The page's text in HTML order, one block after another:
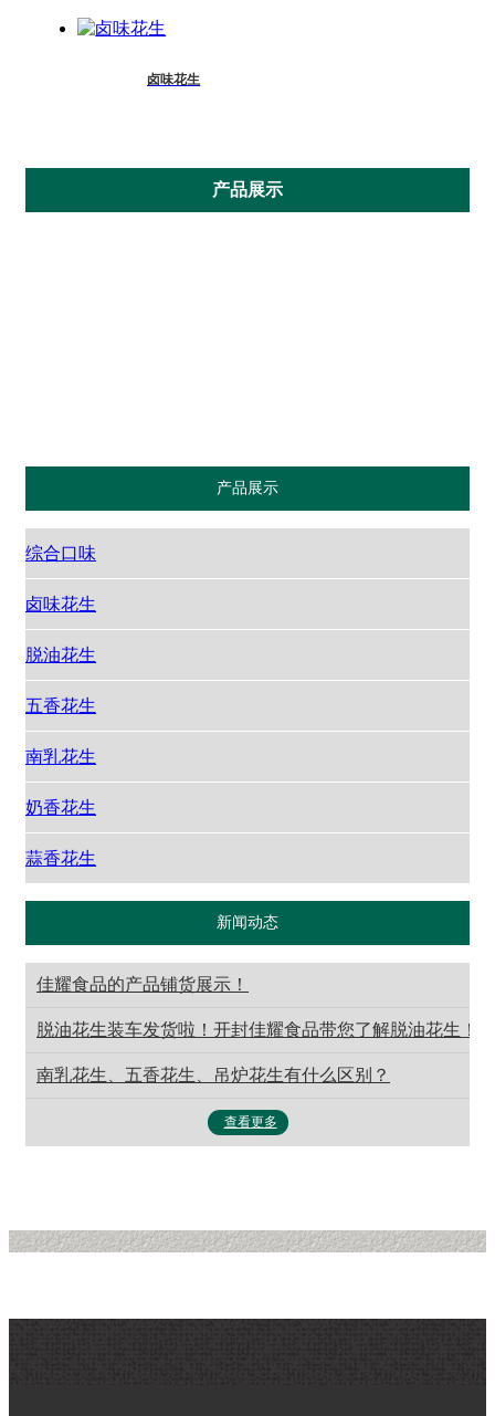
卤味花生
产品展示
产品展示
综合口味
卤味花生
脱油花生
五香花生
南乳花生
奶香花生
蒜香花生
新闻动态
佳耀食品的产品铺货展示！
脱油花生装车发货啦！开封佳耀食品带您了解脱油花生！
南乳花生、五香花生、吊炉花生有什么区别？
查看更多